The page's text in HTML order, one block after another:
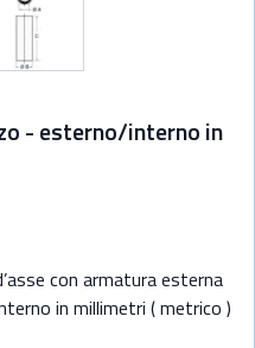
- esterno/interno in
con armatura esterna
in millimetri ( metrico )